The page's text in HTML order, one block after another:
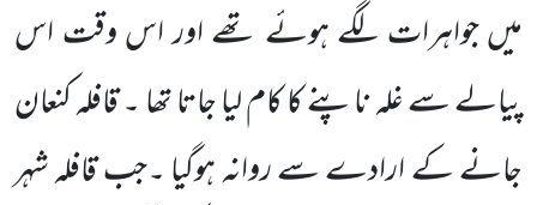
میںجواہرات لگے ہوئے تھے اور اس وقت اس
پیالے سے غلہ ناپنے کا کام لیا جاتا تھا ۔ قافلہ کنعان
جانے کے ارادے سے روانہ ہوگیا ۔جب قافلہ شہر